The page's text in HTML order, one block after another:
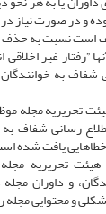
و در صورت نیاز
است نسبت به حذف
غیر اخلاقی
به
تحریریه مجله
­رسانی شفاف به
یافت شده
تحریریه
و داوران
و محتوایی مجله